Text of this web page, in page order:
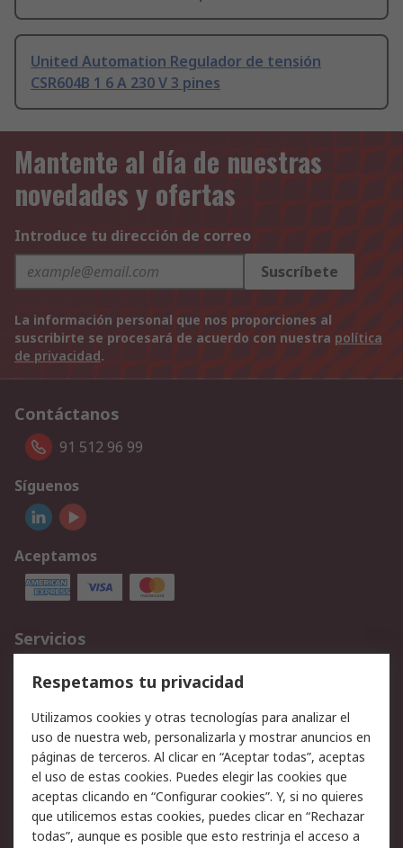
United Automation Regulador de tensión
CSR604B 1 6 A 230 V 3 pines
Mantente al día de nuestras
novedades y ofertas
Introduce tu dirección de correo
Suscríbete
La información personal que nos proporciones al
suscribirte se procesará de acuerdo con nuestra política
de privacidad.
Contáctanos
91 512 96 99
Síguenos
Aceptamos
Servicios
Cómo realizar pedidos
Devoluciones
Facturación y pago
Ofertas
Soporte técnico
Legal
Aviso legal
Política de privacidad -
Actualizada
Respetamos tu privacidad
Utilizamos cookies y otras tecnologías para analizar el
uso de nuestra web, personalizarla y mostrar anuncios en
páginas de terceros. Al clicar en “Aceptar todas”, aceptas
el uso de estas cookies. Puedes elegir las cookies que
aceptas clicando en “Configurar cookies”. Y, si no quieres
que utilicemos estas cookies, puedes clicar en “Rechazar
todas”, aunque es posible que esto restrinja el acceso a